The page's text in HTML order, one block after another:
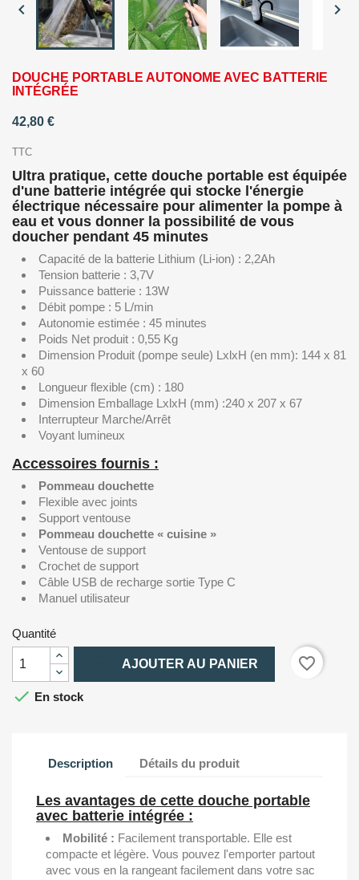
 
DOUCHE PORTABLE AUTONOME AVEC BATTERIE
INTÉGRÉE
42,80 €
TTC
Ultra pratique, cette douche portable est équipée
d'une batterie intégrée qui stocke l'énergie
électrique nécessaire pour alimenter la pompe à
eau et vous donner la possibilité de vous
doucher pendant 45 minutes
Capacité de la batterie Lithium (Li-ion) : 2,2Ah
Tension batterie : 3,7V
Puissance batterie : 13W
Débit pompe : 5 L/min
Autonomie estimée : 45 minutes
Poids Net produit : 0,55 Kg
Dimension Produit (pompe seule) LxlxH (en mm): 144 x 81
x 60
Longueur flexible (cm) : 180
Dimension Emballage LxlxH (mm) :240 x 207 x 67
Interrupteur Marche/Arrêt
Voyant lumineux
Accessoires fournis :
Pommeau douchette
Flexible avec joints
Support ventouse
Pommeau douchette « cuisine »
Ventouse de support
Crochet de support
Câble USB de recharge sortie Type C
Manuel utilisateur
Quantité
AJOUTER AU PANIER
favorite_border
 En stock
Description Détails du produit
Les avantages de cette douche portable
avec batterie intégrée :
Mobilité : Facilement transportable. Elle est
compacte et légère. Vous pouvez l'emporter partout
avec vous en la rangeant facilement dans votre sac